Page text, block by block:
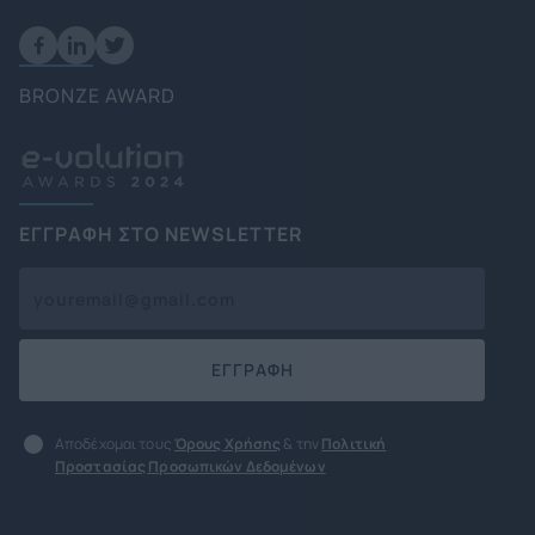
BRONZE AWARD
ΕΓΓΡΑΦΗ ΣΤΟ NEWSLETTER
ΕΓΓΡΑΦΗ
Αποδέχομαι τους Όρους Χρήσης & την Πολιτική
Προστασίας Προσωπικών Δεδομένων